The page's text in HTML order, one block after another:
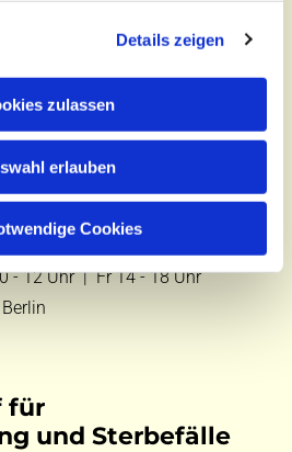
Details zeigen
zulassen
erlauben
Cookies
von-bingen.de
- 12 Uhr |Fr 14 - 18 Uhr
für
und Sterbefälle